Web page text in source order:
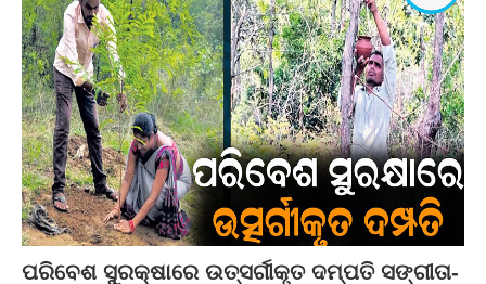
ପରିବେଶ ସୁରକ୍ଷାରେ ଉତ୍ସର୍ଗୀକୃତ ଦମ୍ପତି ସଙ୍ଗୀତା-